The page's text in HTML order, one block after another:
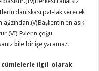
daniskası pat-lak verecek
ağzından.(V)Başkentin en asık
Evlerin çoğu
bile bir işe yaramaz.
cümlelerle ilgili olarak